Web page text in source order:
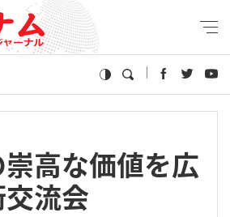
高な価値を広
流会